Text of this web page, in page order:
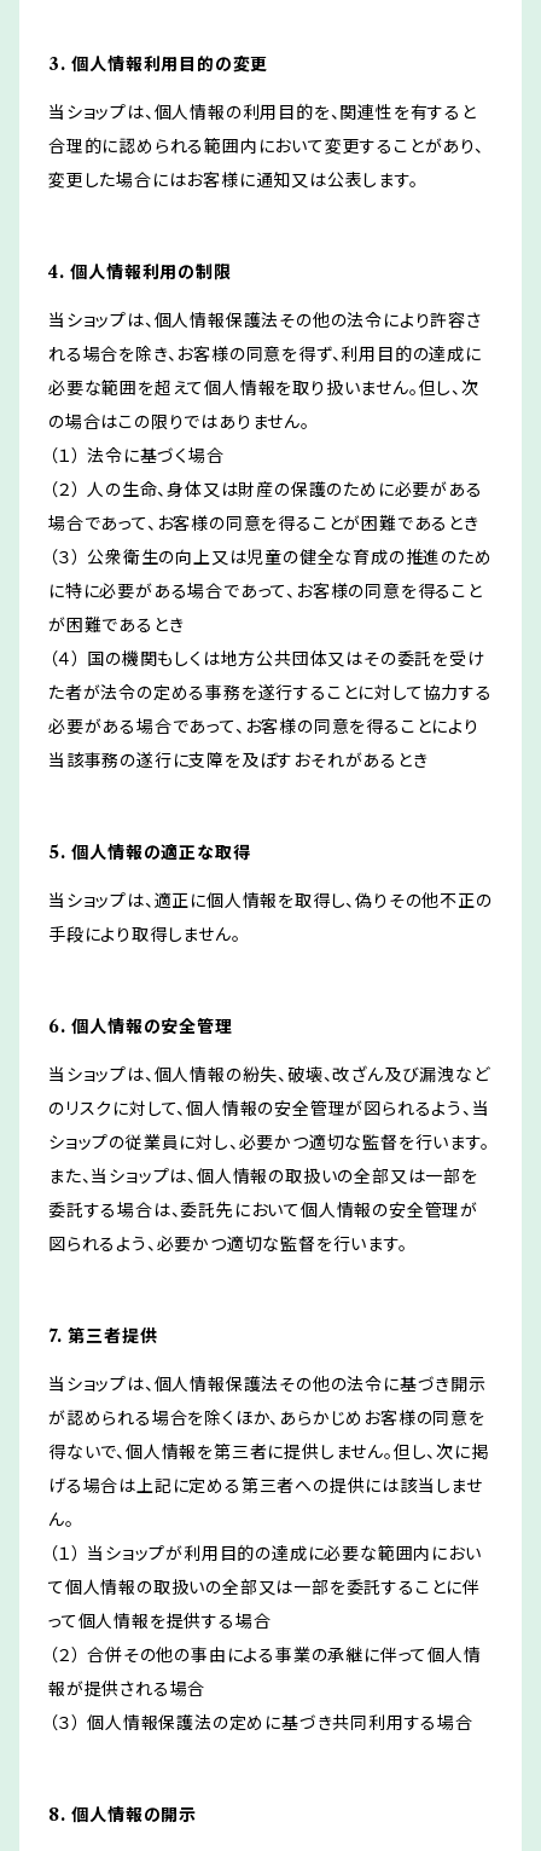
3. 個人情報利用目的の変更
当ショップは、個人情報の利用目的を、関連性を有すると
合理的に認められる範囲内において変更することがあり、
変更した場合にはお客様に通知又は公表します。
4. 個人情報利用の制限
当ショップは、個人情報保護法その他の法令により許容さ
れる場合を除き、お客様の同意を得ず、利用目的の達成に
必要な範囲を超えて個人情報を取り扱いません。但し、次
の場合はこの限りではありません。
（１） 法令に基づく場合
（２） 人の生命、身体又は財産の保護のために必要がある
場合であって、お客様の同意を得ることが困難であるとき
（３） 公衆衛生の向上又は児童の健全な育成の推進のため
に特に必要がある場合であって、お客様の同意を得ること
が困難であるとき
（４） 国の機関もしくは地方公共団体又はその委託を受け
た者が法令の定める事務を遂行することに対して協力する
必要がある場合であって、お客様の同意を得ることにより
当該事務の遂行に支障を及ぼすおそれがあるとき
5. 個人情報の適正な取得
当ショップは、適正に個人情報を取得し、偽りその他不正の
手段により取得しません。
6. 個人情報の安全管理
当ショップは、個人情報の紛失、破壊、改ざん及び漏洩など
のリスクに対して、個人情報の安全管理が図られるよう、当
ショップの従業員に対し、必要かつ適切な監督を行います。
また、当ショップは、個人情報の取扱いの全部又は一部を
委託する場合は、委託先において個人情報の安全管理が
図られるよう、必要かつ適切な監督を行います。
7. 第三者提供
当ショップは、個人情報保護法その他の法令に基づき開示
が認められる場合を除くほか、あらかじめお客様の同意を
得ないで、個人情報を第三者に提供しません。但し、次に掲
げる場合は上記に定める第三者への提供には該当しませ
ん。
（１） 当ショップが利用目的の達成に必要な範囲内におい
て個人情報の取扱いの全部又は一部を委託することに伴
って個人情報を提供する場合
（２） 合併その他の事由による事業の承継に伴って個人情
報が提供される場合
（３） 個人情報保護法の定めに基づき共同利用する場合
8. 個人情報の開示